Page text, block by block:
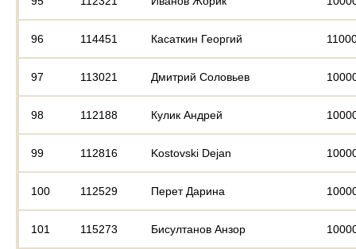
96 114451 Касаткин Георгий
97 113021 Дмитрий Соловьев
98 112188 Кулик Андрей
99 112816 Kostovski Dejan
100 112529 Перет Дарина
101 115273 Бисултанов Анзор